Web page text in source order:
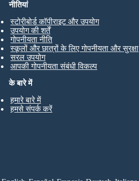
के बारे में
हमारे बारे में
हमसे संपर्क करें
नीतियां
स्टोरीबोर्ड कॉपीराइट और उपयोग
उपयोग की शर्तें
गोपनीयता नीति
स्कूलों और छात्रों के लिए गोपनीयता और सुरक्षा
सरल उपयोग
आपकी गोपनीयता संबंधी विकल्प